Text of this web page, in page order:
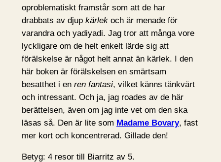
oproblematiskt framstår som att de har
drabbats av djup kärlekoch är menade för
varandra och yadiyadi. Jag tror att många vore
lyckligare om de helt enkelt lärde sig att
förälskelse är något helt annat än kärlek. I den
här boken är förälskelsen en smärtsam
besatthet i en ren fantasi, vilket känns tänkvärt
och intressant. Och ja, jag roades av de här
berättelsen, även om jag inte vet om den ska
läsas så. Den är lite som Madame Bovary, fast
mer kort och koncentrerad. Gillade den!
Betyg: 4 resor till Biarritz av 5.